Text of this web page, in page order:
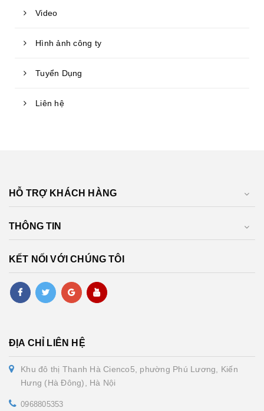
Video
Hình ảnh công ty
Tuyển Dụng
Liên hệ
HỖ TRỢ KHÁCH HÀNG
THÔNG TIN
KẾT NỐI VỚI CHÚNG TÔI
ĐỊA CHỈ LIÊN HỆ
Khu đô thị Thanh Hà Cienco5, phường Phú Lương, Kiến
Hưng (Hà Đông), Hà Nội
0968805353